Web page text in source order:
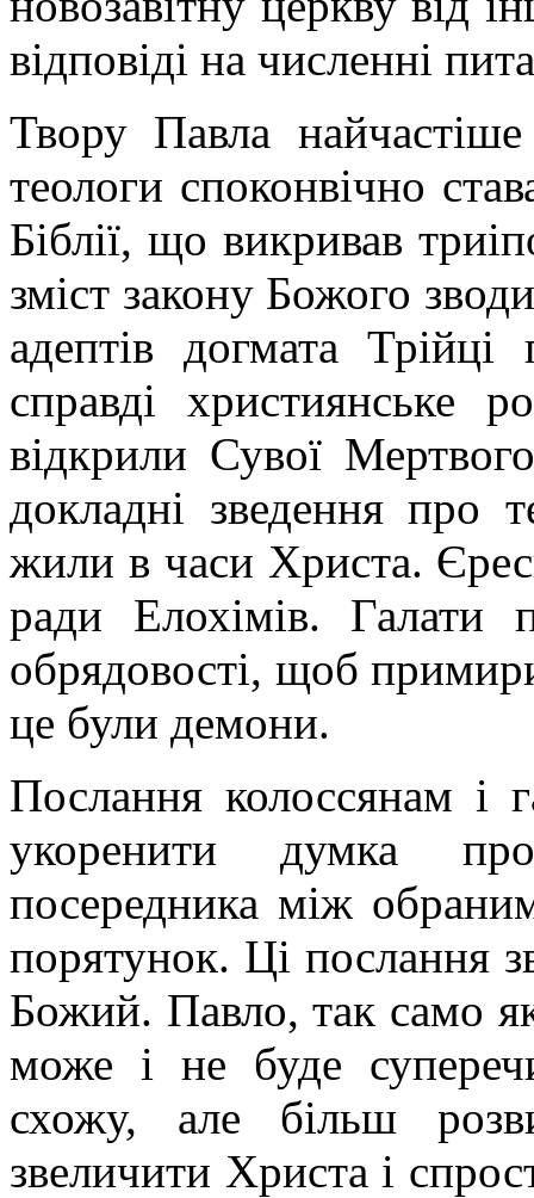
відповіді на численні
Твору Павла найчастіше
теологи споконвічно
Біблії, що викривав
зміст закону Божого
адептів догмата
справді християнське
відкрили Сувої
докладні зведення про
жили в часи Христа.
ради Елохімів. Галати
обрядовості, щоб
це були демони.
Послання колоссянам і
укоренити думка
посередника між
порятунок. Ці послання
Божий. Павло, так само
може і не буде
схожу, але більш
звеличити Христа і